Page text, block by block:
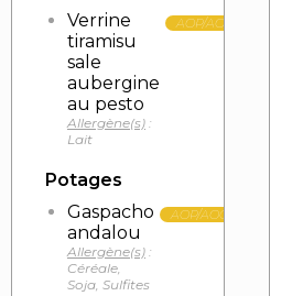
Verrine
tiramisu
sale
aubergine
au pesto
Allergène(s) :
Lait
AOP/AOC
Potages
Gaspacho
andalou
Allergène(s) :
Céréale,
Soja, Sulfites
AOP/AOC